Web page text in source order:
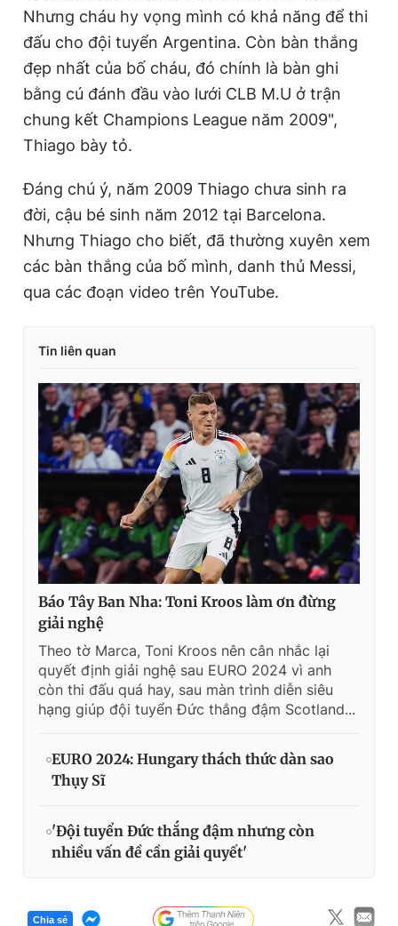
Nhưng cháu hy vọng mình có khả năng để thi
đấu cho đội tuyển Argentina. Còn bàn thắng
đẹp nhất của bố cháu, đó chính là bàn ghi
bằng cú đánh đầu vào lưới CLB M.U ở trận
chung kết Champions League năm 2009",
Thiago bày tỏ.
Đáng chú ý, năm 2009 Thiago chưa sinh ra
đời, cậu bé sinh năm 2012 tại Barcelona.
Nhưng Thiago cho biết, đã thường xuyên xem
các bàn thắng của bố mình, danh thủ Messi,
qua các đoạn video trên YouTube.
Tin liên quan
Báo Tây Ban Nha: Toni Kroos làm ơn đừng
giải nghệ
Theo tờ Marca, Toni Kroos nên cân nhắc lại
quyết định giải nghệ sau EURO 2024 vì anh
còn thi đấu quá hay, sau màn trình diễn siêu
hạng giúp đội tuyển Đức thắng đậm Scotland...
EURO 2024: Hungary thách thức dàn sao
Thụy Sĩ
'Đội tuyển Đức thắng đậm nhưng còn
nhiều vấn đề cần giải quyết'
Chia sẻ